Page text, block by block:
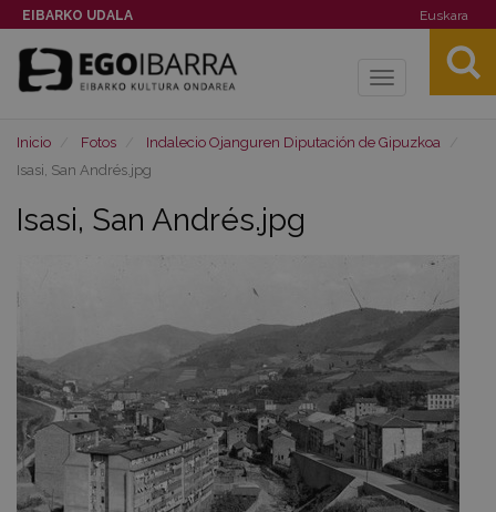
EIBARKO UDALA Euskara
Toggle
Inicio Fotos
Indalecio Ojanguren Diputación de Gipuzkoa
Isasi, San Andrés.jpg
Isasi, San Andrés.jpg